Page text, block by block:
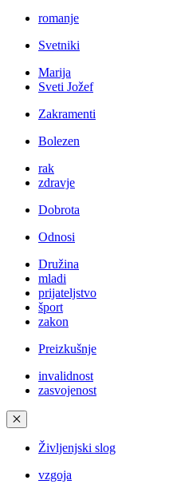
romanje
Svetniki
Marija
Sveti Jožef
Zakramenti
Bolezen
rak
zdravje
Dobrota
Odnosi
Družina
mladi
prijateljstvo
šport
zakon
Preizkušnje
invalidnost
zasvojenost
✕
Življenjski slog
vzgoja